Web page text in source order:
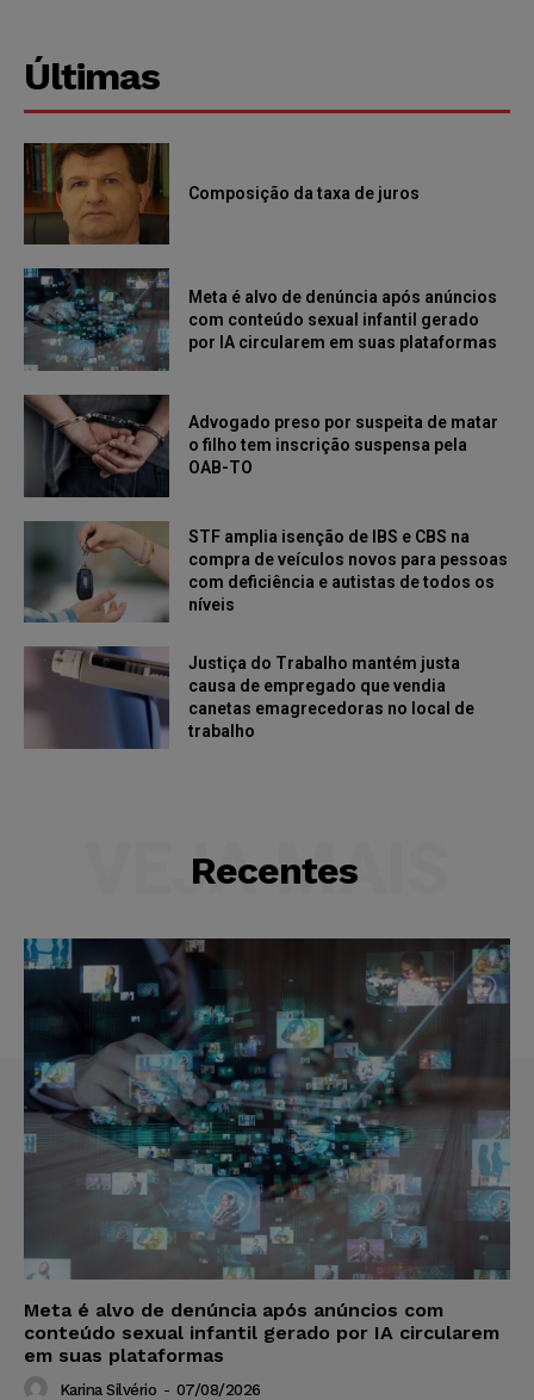
Últimas
Composição da taxa de juros
Meta é alvo de denúncia após anúncios
com conteúdo sexual infantil gerado
por IA circularem em suas plataformas
Advogado preso por suspeita de matar
o filho tem inscrição suspensa pela
OAB-TO
STF amplia isenção de IBS e CBS na
compra de veículos novos para pessoas
com deficiência e autistas de todos os
níveis
Justiça do Trabalho mantém justa
causa de empregado que vendia
canetas emagrecedoras no local de
trabalho
Recentes
VEJA MAIS
Meta é alvo de denúncia após anúncios com
conteúdo sexual infantil gerado por IA circularem
em suas plataformas
Karina Silvério - 07/08/2026